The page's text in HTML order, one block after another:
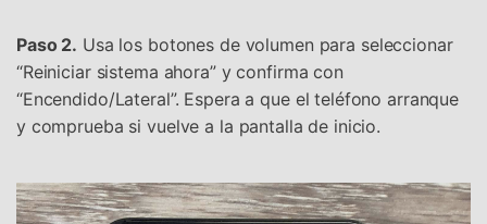
Paso 2. Usa los botones de volumen para seleccionar
“Reiniciar sistema ahora” y confirma con
“Encendido/Lateral”. Espera a que el teléfono arranque
y comprueba si vuelve a la pantalla de inicio.